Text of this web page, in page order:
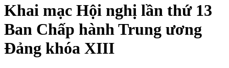
Khai mạc Hội nghị lần thứ 13
Ban Chấp hành Trung ương
Đảng khóa XIII